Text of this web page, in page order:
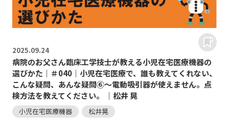
2025.09.24
病院のお父さん臨床工学技士が教える小児在宅医療機器の
選びかた｜＃040｜小児在宅医療で、誰も教えてくれない、
こんな疑問、あんな疑問⑥～電動吸引器が使えません。点
検方法を教えてください。 ｜松井 晃
小児在宅医療機器 松井晃